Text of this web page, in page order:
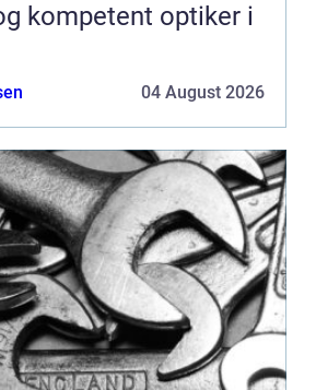
kompetent optiker i
04 August 2026